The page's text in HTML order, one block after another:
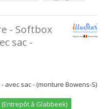
- Softbox
sac -
avec sac - (monture Bowens-S)
à Glabbeek)